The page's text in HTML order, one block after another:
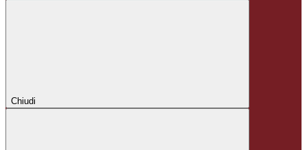
Chiudi